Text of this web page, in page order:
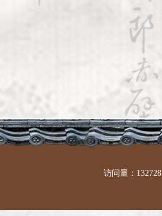
访问量：132728